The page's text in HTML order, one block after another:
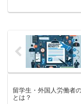
留学生・外国人労働者
とは？